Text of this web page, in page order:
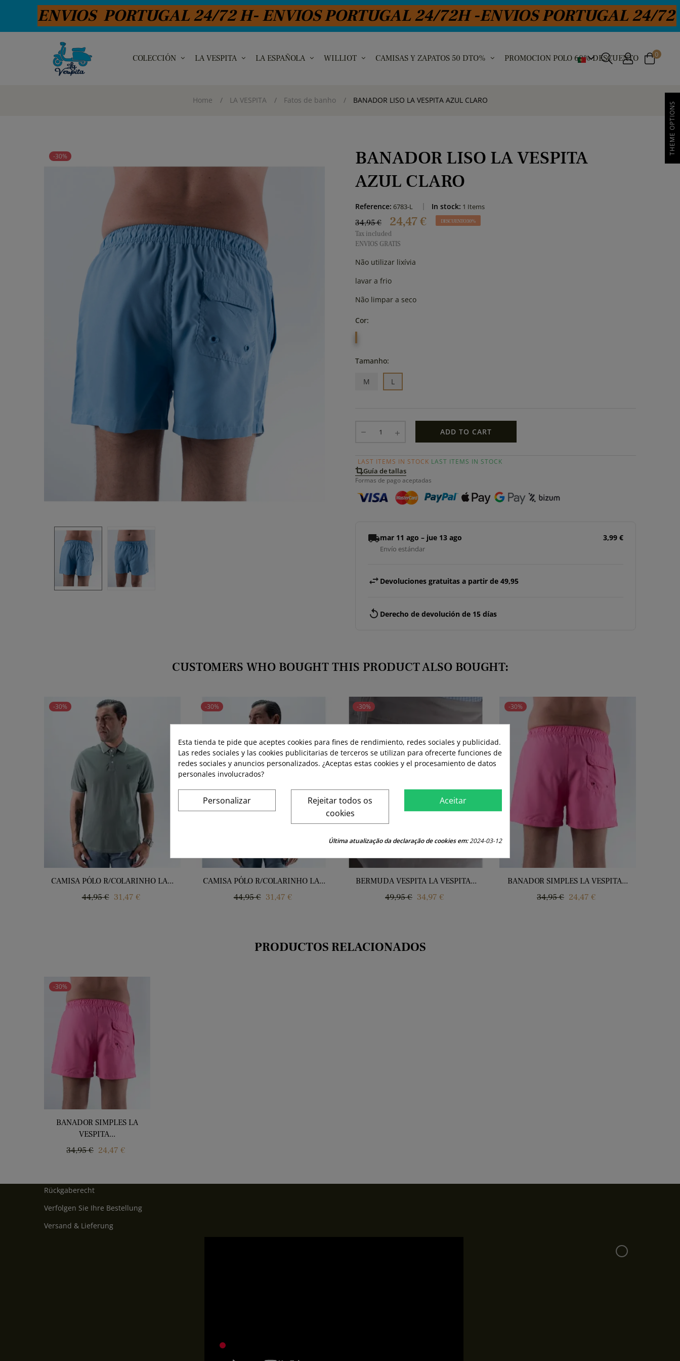
PORTUGAL 24/72 H- ENVIOS PORTUGAL 24/72H -ENVIOS PORTUGAL 24/72 H
COLECCIÓN LA VESPITA LA ESPAÑOLA WILLIOT CAMISAS Y ZAPATOS 50 DTO% PROMOCION POLO 60% DESCUENTO 0
Home LA VESPITA Fatos de banho BANADOR LISO LA VESPITA AZUL CLARO
-30%
BANADOR LISO LA VESPITA
AZUL CLARO
Reference: 6783-L In stock: 1 Items
34,95 € 24,47 € DESCUENTO 30%
Tax included
ENVIOS GRATIS
Não utilizar lixívia
lavar a frio
Não limpar a seco
Cor:
Tamanho:
M L
ADD TO CART
LAST ITEMS IN STOCK LAST ITEMS IN STOCK
Guía de tallas
Formas de pago aceptadas
local_shippingmar 11 ago – jue 13 ago
Envío estándar
3,99 €
swap_horiz Devoluciones gratuitas a partir de 49,95
replay Derecho de devolución de 15 días
CUSTOMERS WHO BOUGHT THIS PRODUCT ALSO BOUGHT:
-30%
CAMISA PÓLO R/COLARINHO LA...
Regular
44,95 € Price
31,47 €
-30%
CAMISA PÓLO R/COLARINHO LA...
Regular
44,95 € Price
31,47 €
-30%
BERMUDA VESPITA LA VESPITA...
Regular
49,95 € Price
34,97 €
-30%
BANADOR SIMPLES LA VESPITA...
Regular
34,95 € Price
24,47 €
PRODUCTOS RELACIONADOS
-30%
BANADOR SIMPLES LA
VESPITA...
Regular
34,95 € Price
24,47 €
Rückgaberecht
Verfolgen Sie Ihre Bestellung
Versand & Lieferung
THEME OPTIONS
Esta tienda te pide que aceptes cookies para fines de rendimiento, redes sociales y publicidad.
Las redes sociales y las cookies publicitarias de terceros se utilizan para ofrecerte funciones de
redes sociales y anuncios personalizados. ¿Aceptas estas cookies y el procesamiento de datos
personales involucrados?
Aceitar
Rejeitar todos os
cookies
Personalizar
Última atualização da declaração de cookies em:2024-03-12